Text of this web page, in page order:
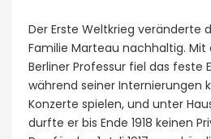
Der Erste Weltkrieg veränderte
Familie Marteau nachhaltig.
Berliner Professur fiel das feste
während seiner Internierungen
Konzerte spielen, und unter
durfte er bis Ende 1918 keinen